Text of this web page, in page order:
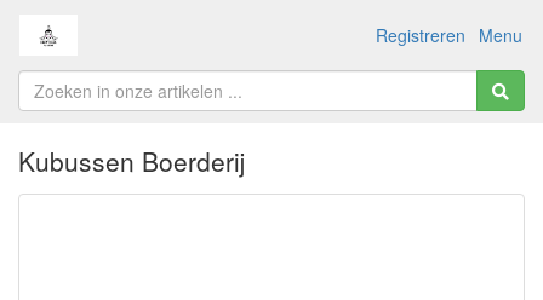
Menu
Registreren
Kubussen Boerderij